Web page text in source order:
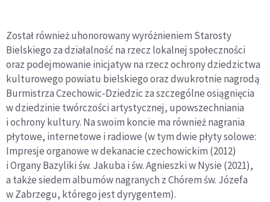
Został również uhonorowany wyróżnieniem Starosty
Bielskiego za działalność na rzecz lokalnej społeczności
oraz podejmowanie inicjatyw na rzecz ochrony dziedzictwa
kulturowego powiatu bielskiego oraz dwukrotnie nagrodą
Burmistrza Czechowic-Dziedzic za szczególne osiągnięcia
w dziedzinie twórczości artystycznej, upowszechniania
i ochrony kultury. Na swoim koncie ma również nagrania
płytowe, internetowe i radiowe (w tym dwie płyty solowe:
Impresje organowe w dekanacie czechowickim (2012)
i Organy Bazyliki św. Jakuba i św. Agnieszki w Nysie (2021),
a także siedem albumów nagranych z Chórem św. Józefa
w Zabrzegu, którego jest dyrygentem).